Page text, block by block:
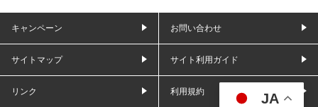
JA
キャンペーン お問い合わせ
サイトマップ サイト利用ガイド
リンク 利用規約